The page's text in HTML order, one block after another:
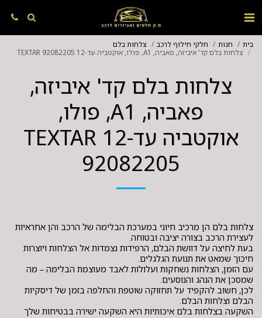
בית חנות חלקי חילוף לרכב
צלחות בלם
צלחות בלם קד' איביזה, פאביה, A1, פולו, אוקטביה עד-12 TEXTAR 92082205
צלחות בלם קד' איביזה,
פאביה, A1, פולו,
אוקטביה עד-12 TEXTAR
92082205
צלחות בלם הן מרכיב חיוני במערכת הבלימה של הרכב והן אחראיות
בעת לחיצה על דוושת הבלם, הרפידות נצמדות אל הצלחות ויוצרות
עם הזמן, הצלחות נשחקות ועלולות לאבד מעוצמת הבלימה – מה
לכן, חשוב להקפיד על תחזוקה שוטפת והחלפה בזמן של דיסקיות
השקעה בצלחות בלם איכותיות היא השקעה ישירה בבטיחות שלך